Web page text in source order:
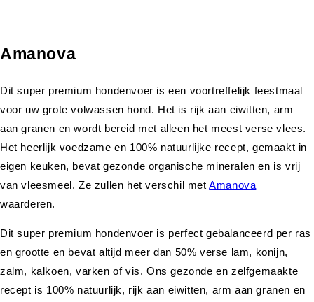
Amanova
Dit super premium hondenvoer is een voortreffelijk feestmaal
voor uw grote volwassen hond. Het is rijk aan eiwitten, arm
aan granen en wordt bereid met alleen het meest verse vlees.
Het heerlijk voedzame en 100% natuurlijke recept, gemaakt in
eigen keuken, bevat gezonde organische mineralen en is vrij
van vleesmeel. Ze zullen het verschil metAmanova
waarderen.
Dit super premium hondenvoer is perfect gebalanceerd per ras
en grootte en bevat altijd meer dan 50% verse lam, konijn,
zalm, kalkoen, varken of vis. Ons gezonde en zelfgemaakte
recept is 100% natuurlijk, rijk aan eiwitten, arm aan granen en